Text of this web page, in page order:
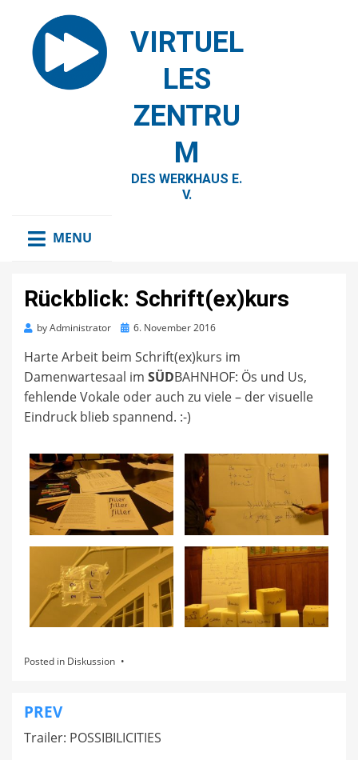
VIRTUEL
LES
ZENTRU
M
DES WERKHAUS E.
V.
MENU
Rückblick: Schrift(ex)kurs
byAdministrator
Posted
6. November 2016
Harte Arbeit beim Schrift(ex)kurs im
Damenwartesaal im SÜDBAHNHOF: Ös und Us,
fehlende Vokale oder auch zu viele – der visuelle
Eindruck blieb spannend. :-)
Posted in Diskussion
Beitragsnavigation
PREV
Trailer: POSSIBILICITIES